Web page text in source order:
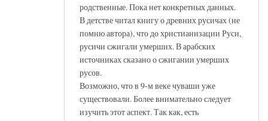
родственные. Пока нет конкретных данных.
В детстве читал книгу о древних русичах (не
помню автора), что до христианизации Руси,
русичи сжигали умерших. В арабских
источниках сказано о сжигании умерших
русов.
Возможно, что в 9-м веке чуваши уже
существовали. Более внимательно следует
изучить этот аспект. Так как, есть